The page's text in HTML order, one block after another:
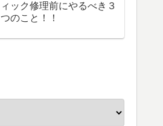
ィック修理前にやるべき３
つのこと！！